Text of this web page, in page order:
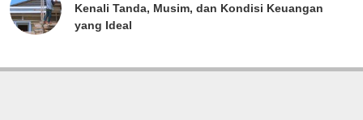
Kenali Tanda, Musim, dan Kondisi Keuangan
yang Ideal